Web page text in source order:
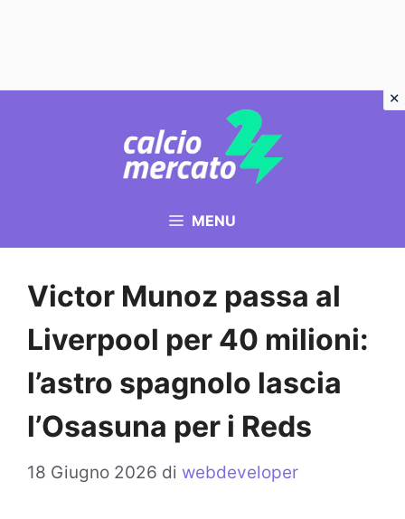
MENU
Victor Munoz passa al
Liverpool per 40 milioni:
l’astro spagnolo lascia
l’Osasuna per i Reds
18 Giugno 2026 di webdeveloper